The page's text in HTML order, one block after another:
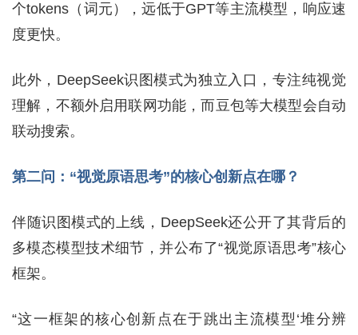
个tokens（词元），远低于GPT等主流模型，响应速
度更快。
此外，DeepSeek识图模式为独立入口，专注纯视觉
理解，不额外启用联网功能，而豆包等大模型会自动
联动搜索。
第二问：“视觉原语思考”的核心创新点在哪？
伴随识图模式的上线，DeepSeek还公开了其背后的
多模态模型技术细节，并公布了“视觉原语思考”核心
框架。
“这一框架的核心创新点在于跳出主流模型‘堆分辨